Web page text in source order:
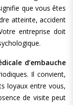
que vous êtes
atteinte, accident
entreprise doit
d’embauche
Il convient,
loyaux entre vous,
de visite peut